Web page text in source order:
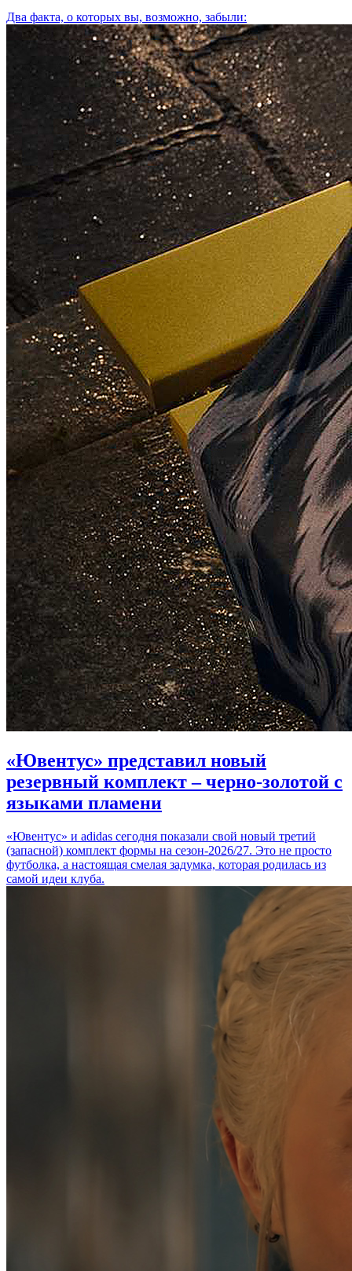
Два факта, о которых вы, возможно, забыли:
«Ювентус» представил новый
резервный комплект – черно-золотой с
языками пламени
«Ювентус» и adidas сегодня показали свой новый третий
(запасной) комплект формы на сезон-2026/27. Это не просто
футболка, а настоящая смелая задумка, которая родилась из
самой идеи клуба.